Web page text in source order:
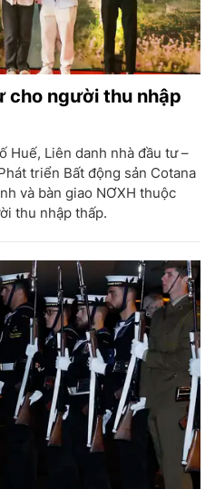
cho người thu nhập
Huế, Liên danh nhà đầu tư –
triển Bất động sản Cotana
và bàn giao NƠXH thuộc
thu nhập thấp.